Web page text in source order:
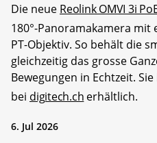
Die neue Reolink OMVI 3i
180°-Panoramakamera
PT-Objektiv. So behält die
gleichzeitig das grosse
Bewegungen in Echtzeit.
bei digitech.ch erhältlich.
6. Jul 2026